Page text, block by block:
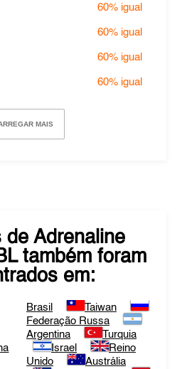
60% igual
60% igual
60% igual
60% igual
MAIS
de Adrenaline
também foram
em:
Brasil
Taiwan
Federação Russa
Argentina
Turquia
Israel
Reino
Unido
Austrália